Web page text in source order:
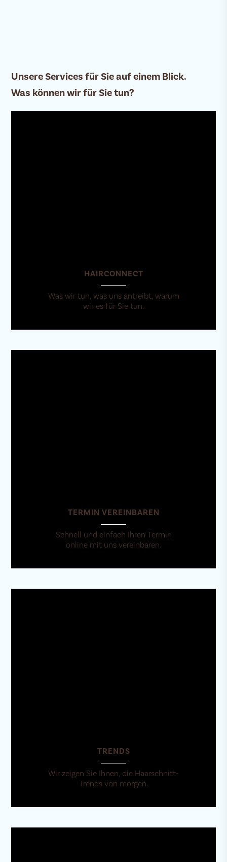
Unsere Services für Sie auf einem Blick.
Was können wir für Sie tun?
HAIRCONNECT
Was wir tun, was uns antreibt, warum
wir es für Sie tun.
TERMIN VEREINBAREN
Schnell und einfach Ihren Termin
online mit uns vereinbaren.
TRENDS
Wir zeigen Sie Ihnen, die Haarschnitt-
Trends von morgen.